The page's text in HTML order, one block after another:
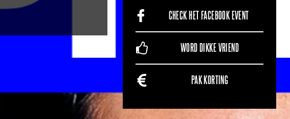
CHECK HET FACEBOOK EVENT
WORD DIKKE VRIEND
PAK KORTING